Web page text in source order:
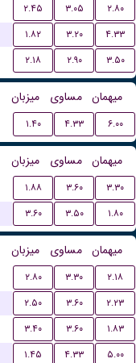
۲.۴۵ ۳.۰۵
۲.۸۰
۱.۸۲ ۳.۲۰
۴.۳۳
۲.۱۸ ۲.۹۰ ۳.۵۰
میزبان مساوی میهمان
۱.۴۰ ۴.۳۳ ۶.۰۰
میزبان مساوی میهمان
۱.۸۸ ۳.۶۰
۳.۳۰
۳.۶۰ ۳.۵۰ ۱.۸۰
میزبان مساوی میهمان
۲.۸۰ ۳.۳۰
۲.۱۸
۲.۵۰ ۳.۶۰
۲.۲۳
۳.۴۰ ۳.۶۰
۱.۸۳
۱.۴۵ ۴.۳۳
۵.۰۰